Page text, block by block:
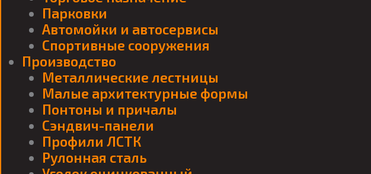
Парковки
Автомойки и автосервисы
Спортивные сооружения
Производство
Металлические лестницы
Малые архитектурные формы
Понтоны и причалы
Сэндвич-панели
Профили ЛСТК
Рулонная сталь